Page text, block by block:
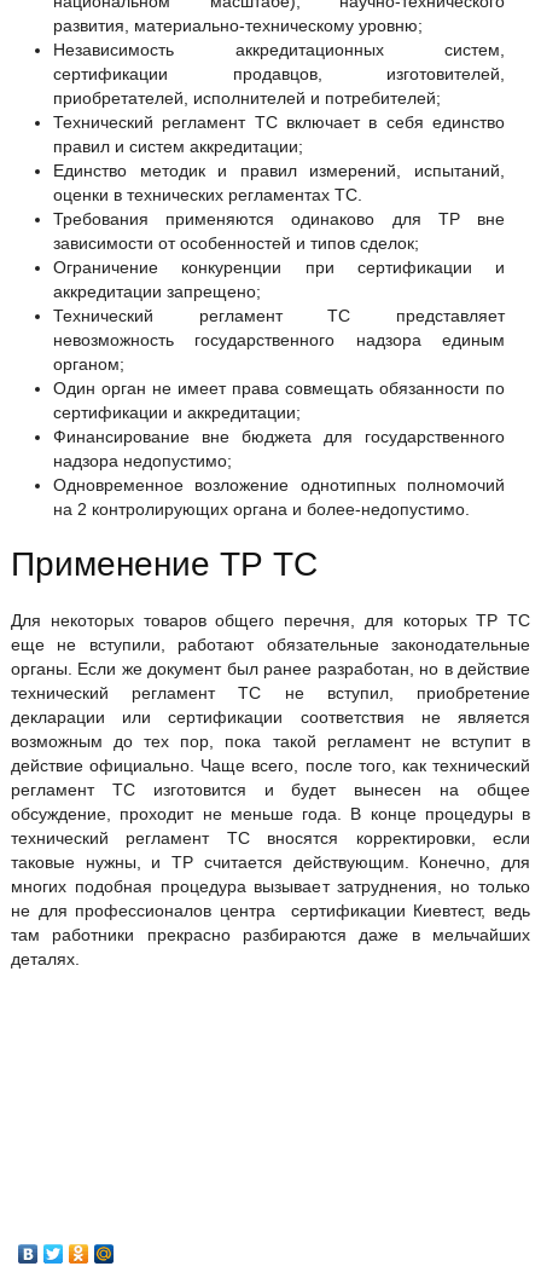
развития, материально-техническому уровню;
Независимость аккредитационных систем,
сертификации продавцов, изготовителей,
приобретателей, исполнителей и потребителей;
Технический регламент ТС включает в себя единство
правил и систем аккредитации;
Единство методик и правил измерений, испытаний,
оценки в технических регламентах ТС.
Требования применяются одинаково для ТР вне
зависимости от особенностей и типов сделок;
Ограничение конкуренции при сертификации и
аккредитации запрещено;
Технический регламент ТС представляет
невозможность государственного надзора единым
органом;
Один орган не имеет права совмещать обязанности по
сертификации и аккредитации;
Финансирование вне бюджета для государственного
надзора недопустимо;
Одновременное возложение однотипных полномочий
на 2 контролирующих органа и более-недопустимо.
Применение ТР ТС
Для некоторых товаров общего перечня, для которых ТР ТС
еще не вступили, работают обязательные законодательные
органы. Если же документ был ранее разработан, но в действие
технический регламент ТС не вступил, приобретение
декларации или сертификации соответствия не является
возможным до тех пор, пока такой регламент не вступит в
действие официально. Чаще всего, после того, как технический
регламент ТС изготовится и будет вынесен на общее
обсуждение, проходит не меньше года. В конце процедуры в
технический регламент ТС вносятся корректировки, если
таковые нужны, и ТР считается действующим. Конечно, для
многих подобная процедура вызывает затруднения, но только
не для профессионалов центра сертификации Киевтест, ведь
там работники прекрасно разбираются даже в мельчайших
деталях.